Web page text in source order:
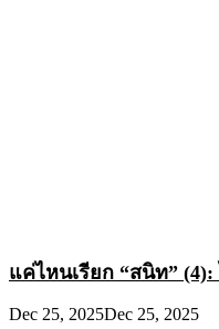
แค่ไหนเรียก “สนิท”
Dec 25, 2025Dec 25, 2025